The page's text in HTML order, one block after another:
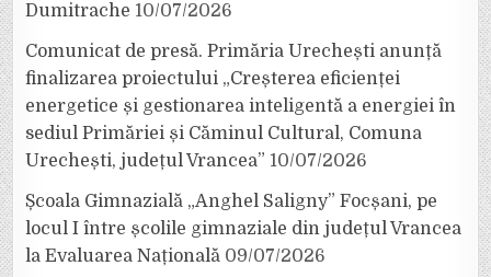
Dumitrache 10/07/2026
Comunicat de presă. Primăria Urechești anunță
finalizarea proiectului „Creșterea eficienței
energetice și gestionarea inteligentă a energiei în
sediul Primăriei și Căminul Cultural, Comuna
Urechești, județul Vrancea” 10/07/2026
Școala Gimnazială „Anghel Saligny” Focșani, pe
locul I între școlile gimnaziale din județul Vrancea
la Evaluarea Națională 09/07/2026